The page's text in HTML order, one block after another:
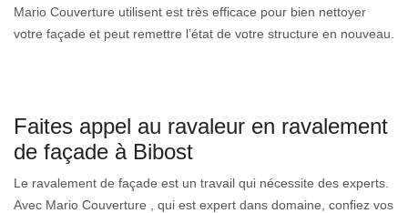
Mario Couverture utilisent est très efficace pour bien nettoyer
votre façade et peut remettre l’état de votre structure en nouveau.
Faites appel au ravaleur en ravalement
de façade à Bibost
Le ravalement de façade est un travail qui nécessite des experts.
Avec Mario Couverture , qui est expert dans domaine, confiez vos